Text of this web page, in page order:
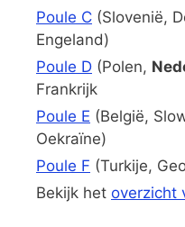
Poule C (Slovenië,
Engeland)
Poule D (Polen,
Frankrijk
Poule E (België,
Oekraïne)
Poule F (Turkije,
Bekijk het overzicht